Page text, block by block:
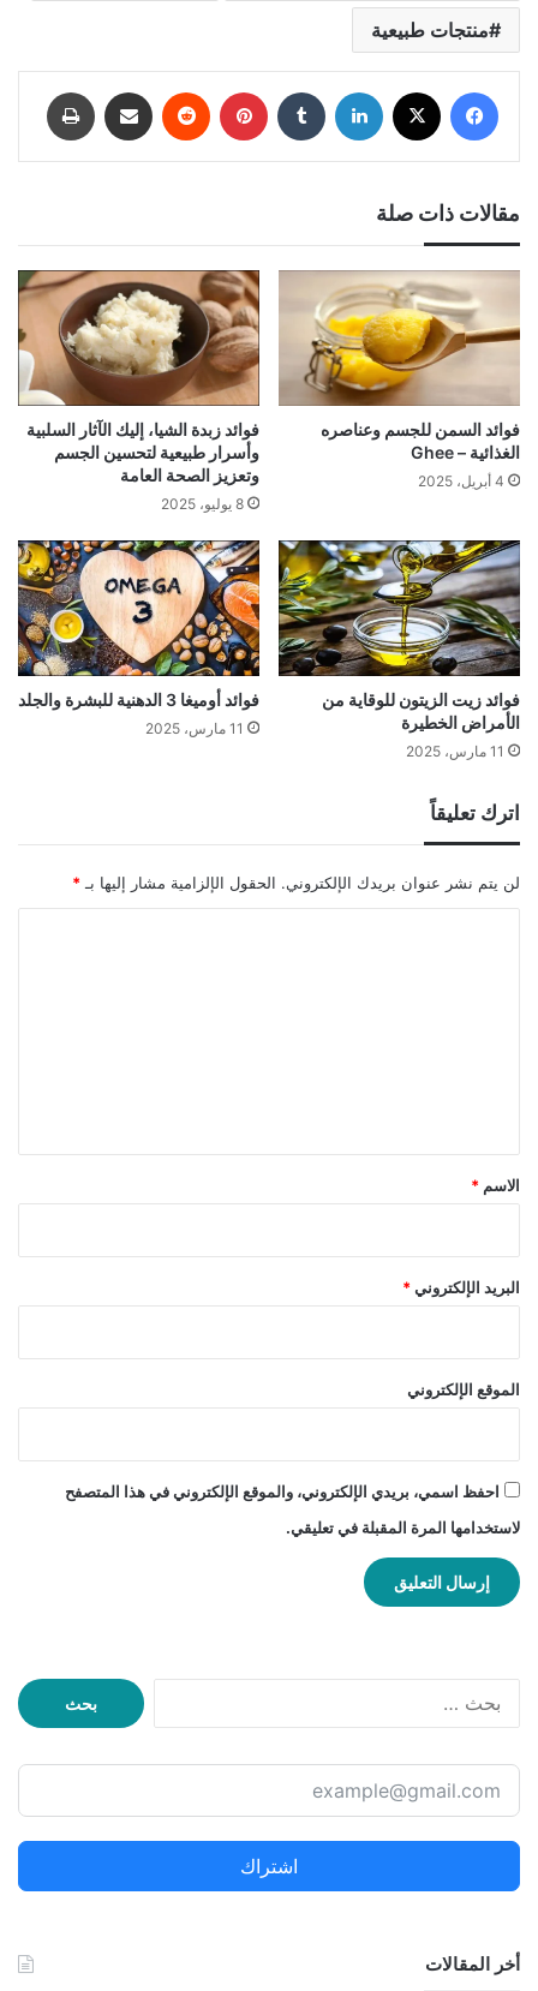
منتجات طبيعية
مقالات ذات صلة
فوائد السمن للجسم وعناصره
الغذائية – Ghee
4 أبريل، 2025
فوائد زبدة الشيا، إليك الآثار السلبية
وأسرار طبيعية لتحسين الجسم
وتعزيز الصحة العامة
8 يوليو، 2025
فوائد زيت الزيتون للوقاية من
الأمراض الخطيرة
11 مارس، 2025
فوائد أوميغا 3 الدهنية للبشرة والجلد
11 مارس، 2025
اترك تعليقاً
لن يتم نشر عنوان بريدك الإلكتروني. الحقول الإلزامية مشار إليها بـ *
*
الاسم *
البريد الإلكتروني *
الموقع الإلكتروني
احفظ اسمي، بريدي الإلكتروني، والموقع الإلكتروني في هذا المتصفح
لاستخدامها المرة المقبلة في تعليقي.
ح
ع
ن
اشتراك
أخر المقالات